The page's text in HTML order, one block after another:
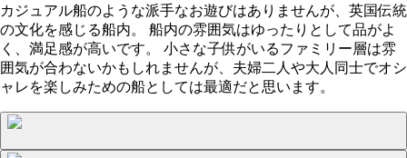
カジュアル船のような派手なお遊びはありませんが、英国伝統
の文化を感じる船内。 船内の雰囲気はゆったりとして品がよ
く、満足感が高いです。 小さな子供がいるファミリー層は雰
囲気が合わないかもしれませんが、夫婦二人や大人同士でオシ
ャレを楽しみための船としては最適だと思います。